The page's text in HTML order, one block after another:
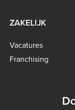
ZAKELIJK
Vacatures
Franchising